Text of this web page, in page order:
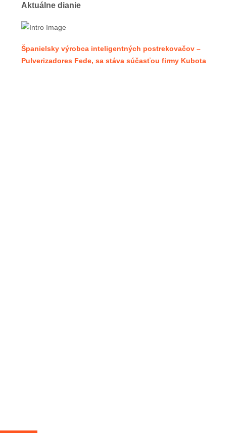
Aktuálne dianie
Španielsky výrobca inteligentných postrekovačov –
Pulverizadores Fede, sa stáva súčasťou firmy Kubota